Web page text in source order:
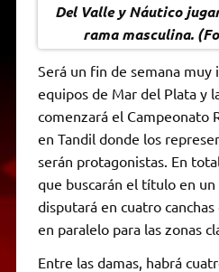
Del Valle y Náutico
rama masculina.
Será un fin de semana muy
equipos de Mar del Plata y
comenzará el Campeonato
en Tandil donde los
serán protagonistas. En
que buscarán el título en
disputará en cuatro
en paralelo para las zonas
Entre las damas, habrá